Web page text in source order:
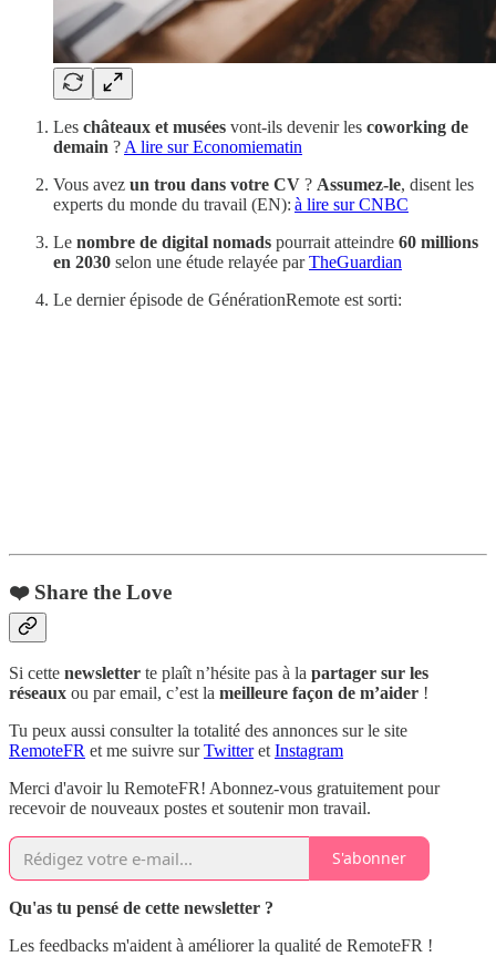
Les châteaux et musées vont-ils devenir les coworking de
demain ? A lire sur Economiematin
Vous avez un trou dans votre CV ? Assumez-le, disent les
experts du monde du travail (EN): à lire sur CNBC
Le nombre de digital nomads pourrait atteindre 60 millions
en 2030 selon une étude relayée parTheGuardian
Le dernier épisode de GénérationRemote est sorti:
❤️ Share the Love
Si cette newsletter te plaît n’hésite pas à la partager sur les
réseaux ou par email, c’est la meilleure façon de m’aider !
Tu peux aussi consulter la totalité des annonces sur le site
RemoteFR et me suivre surTwitteret Instagram
Merci d'avoir lu RemoteFR! Abonnez-vous gratuitement pour
recevoir de nouveaux postes et soutenir mon travail.
S'abonner
Qu'as tu pensé de cette newsletter ?
Les feedbacks m'aident à améliorer la qualité de RemoteFR !